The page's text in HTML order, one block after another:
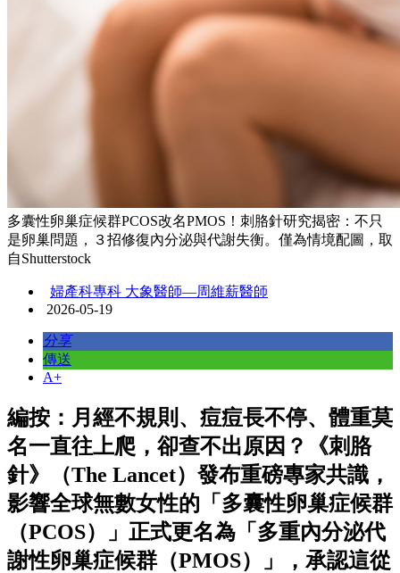
多囊性卵巢症候群PCOS改名PMOS！刺胳針研究揭密：不只
是卵巢問題，３招修復內分泌與代謝失衡。僅為情境配圖，取
自Shutterstock
婦產科專科 大象醫師—周維薪醫師
2026-05-19
分享
傳送
A+
編按：月經不規則、痘痘長不停、體重莫
名一直往上爬，卻查不出原因？《刺胳
針》（The Lancet）發布重磅專家共識，
影響全球無數女性的「多囊性卵巢症候群
（PCOS）」正式更名為「多重內分泌代
謝性卵巢症候群（PMOS）」，承認這從